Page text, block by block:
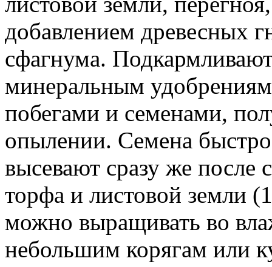
добавлением древесных
сфагнума.
минеральным
побегами и семенами,
опылении. Семена
высевают сразу же после
торфа и листовой земли
можно выращивать во
небольшим корягам или